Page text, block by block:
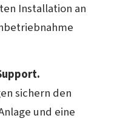
Installation an
sichern den
und eine